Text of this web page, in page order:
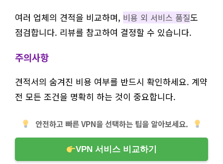
여러 업체의 견적을 비교하며, 비용 외 서비스 품질도
점검합니다. 리뷰를 참고하여 결정할 수 있습니다.
주의사항
견적서의 숨겨진 비용 여부를 반드시 확인하세요. 계약
전 모든 조건을 명확히 하는 것이 중요합니다.
안전하고 빠른 VPN을 선택하는 팁을 알아보세요.
VPN 서비스 비교하기